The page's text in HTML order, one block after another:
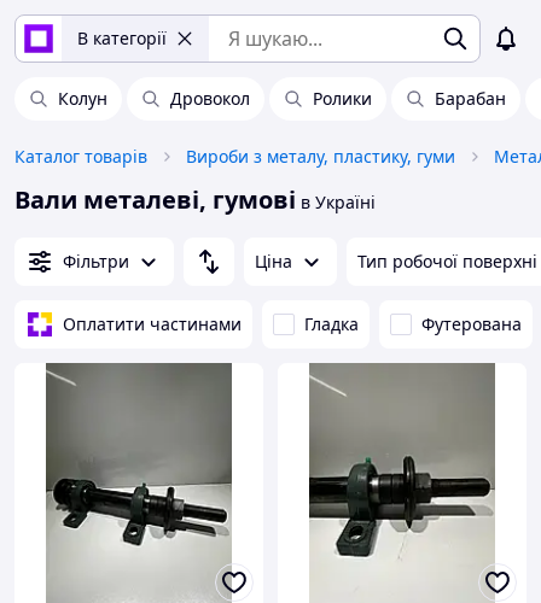
В категорії
Колун Дровокол Ролики Барабан
Каталог товарів Вироби з металу, пластику, гуми
Вали металеві, гумові в Україні
Фільтри Ціна Тип робочої поверхні
Оплатити частинами Гладка Футерована